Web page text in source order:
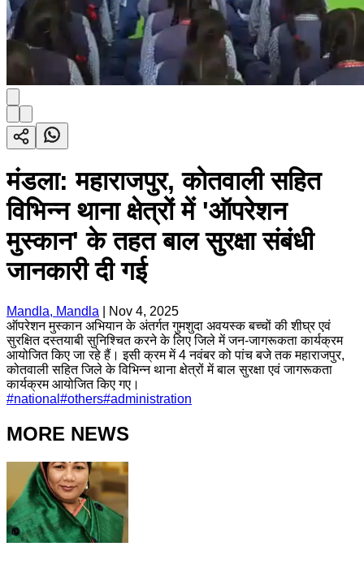
मंडला: महाराजपुर, कोतवाली सहित
विभिन्न थाना क्षेत्रों में 'ऑपरेशन
मुस्कान' के तहत बाल सुरक्षा संबंधी
जानकारी दी गई
Mandla, Mandla
Nov 4, 2025
ऑपरेशन मुस्कान अभियान के अंतर्गत गुमशुदा अवयस्क बच्चों की शीघ्र एवं
सुरक्षित दस्तयाबी सुनिश्चित करने के लिए जिले में जन-जागरूकता कार्यक्रम
आयोजित किए जा रहे हैं। इसी क्रम में 4 नवंबर को पांच बजे तक महाराजपुर,
कोतवाली सहित जिले के विभिन्न थाना क्षेत्रों में बाल सुरक्षा एवं जागरूकता
कार्यक्रम आयोजित किए गए।
#national #others#administration
MORE NEWS